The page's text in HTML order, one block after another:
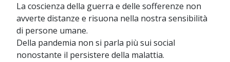
La coscienza della guerra e delle sofferenze non
avverte distanze e risuona nella nostra sensibilità
di persone umane.
Della pandemia non si parla più sui social
nonostante il persistere della malattia.